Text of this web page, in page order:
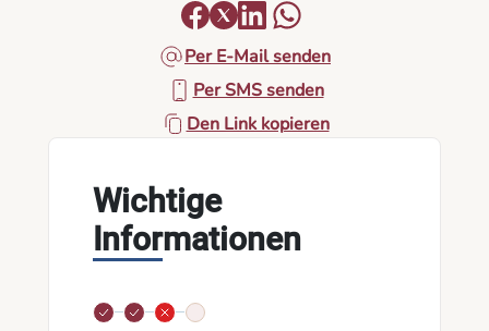
Per E-Mail senden
Per SMS senden
Den Link kopieren
Wichtige
Informationen